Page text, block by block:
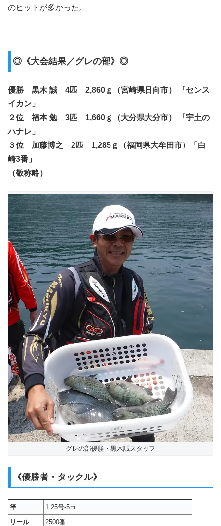
のヒットが多かった。
◎《大会結果／グレの部》◎
優勝 黒木 誠 4匹 2,860ｇ（宮崎県日向市） 「センス
イカン」
２位 福本 勉 3匹 1,660ｇ（大分県大分市） 「宇土の
ハナレ」
３位 加藤博之 2匹 1,285ｇ（福岡県大牟田市）「白
崎3番」
（敬称略）
グレの部優勝・黒木誠スタッフ
《優勝者・タックル》
竿
1.25号-5ｍ
リール
2500番